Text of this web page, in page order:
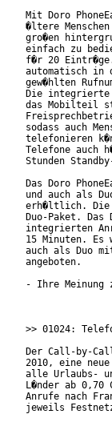
Mit Doro
�ltere
gro�en
einfach zu
f�r 20
automatisch
gew�hlten
Die integrierte
das Mobilteil
sodass auch
telefonieren
Telefone auch
Stunden
Das Doro
und auch als
erh�ltlich. Die
Duo-Paket.
integrierten
15 Minuten. Es
auch als Duo
angeboten.
- Ihre Meinung
>> 01024:
Der Call-by-
2010, eine
alle Urlaubs-
L�nder ab
Anrufe nach
jeweils